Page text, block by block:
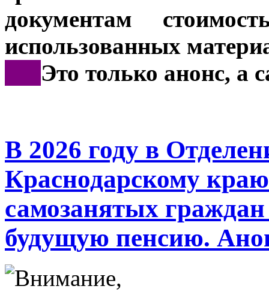
документам
использованных
Это только анонс, а
В 2026 году в
Краснодарскому
самозанятых
будущую пенсию.